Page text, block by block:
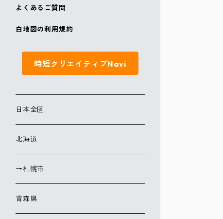
よくあるご質問
白地図の利用規約
時短クリエイティブNavi
日本全図
北海道
→札幌市
青森県